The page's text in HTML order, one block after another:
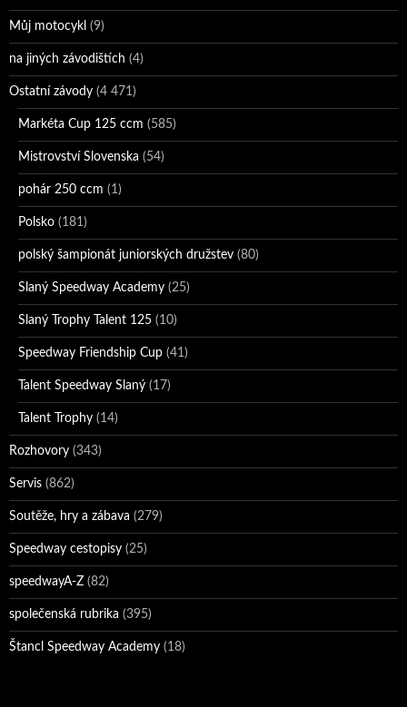
Můj motocykl (9)
na jiných závodištích (4)
Ostatní závody (4 471)
Markéta Cup 125 ccm (585)
Mistrovství Slovenska (54)
pohár 250 ccm (1)
Polsko (181)
polský šampionát juniorských družstev (80)
Slaný Speedway Academy (25)
Slaný Trophy Talent 125 (10)
Speedway Friendship Cup (41)
Talent Speedway Slaný (17)
Talent Trophy (14)
Rozhovory (343)
Servis (862)
Soutěže, hry a zábava (279)
Speedway cestopisy (25)
speedwayA-Z (82)
společenská rubrika (395)
Štancl Speedway Academy (18)